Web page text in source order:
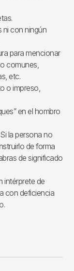
ni con ningún
para mencionar
comunes,
etc.
o impreso,
en el hombro
la persona no
de forma
de significado
intérprete de
con deficiencia